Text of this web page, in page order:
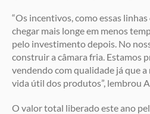
“Os incentivos, como essas
chegar mais longe em menos
pelo investimento depois. No
construir a câmara fria. Estamos
vendendo com qualidade já que
vida útil dos produtos”, lembrou
O valor total liberado este ano